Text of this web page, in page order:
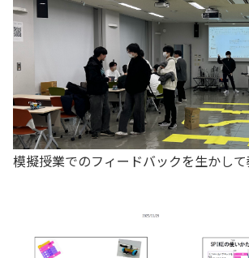
模擬授業でのフィードバックを生かし